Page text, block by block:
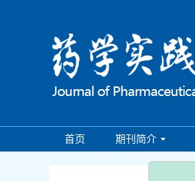
首页 期刊简介